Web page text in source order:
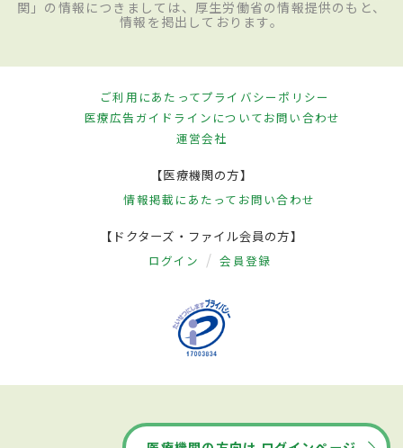
関」の情報につきましては、厚生労働省の情報提供のもと、
情報を掲出しております。
ご利用にあたってプライバシーポリシー
医療広告ガイドラインについてお問い合わせ
運営会社
【医療機関の方】
情報掲載にあたって お問い合わせ
【ドクターズ・ファイル会員の方】
ログイン 会員登録